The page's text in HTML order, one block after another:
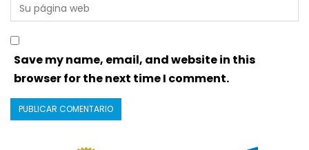
Save my name, email, and website in this
browser for the next time I comment.